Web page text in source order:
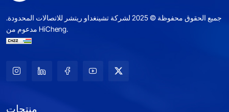
جميع الحقوق محفوظة © 2025 لشركة تشينغداو ريتشر للاتصالات المحدودة.
مدعوم من HiCheng.
منتجات